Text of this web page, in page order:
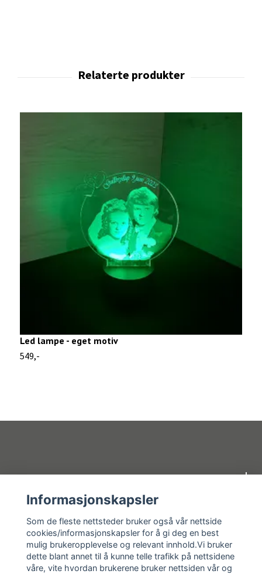
Led lampe - eget motiv
549,-
Kundeservice
Informasjonskapsler
Som de fleste nettsteder bruker også vår nettside
cookies/informasjonskapsler for å gi deg en best
mulig brukeropplevelse og relevant innhold.Vi bruker
dette blant annet til å kunne telle trafikk på nettsidene
våre, vite hvordan brukerene bruker nettsiden vår og